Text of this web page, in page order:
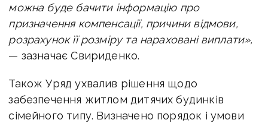
можна буде бачити інформацію про
призначення компенсації, причини відмови,
розрахунок її розміру та нараховані виплати»,
— зазначає Свириденко.
Також Уряд ухвалив рішення щодо
забезпечення житлом дитячих будинків
сімейного типу. Визначено порядок і умови